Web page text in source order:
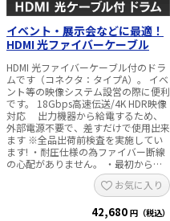
イベント・展示会などに最適！
HDMI 光ファイバーケーブル
HDMI 光ファイバーケーブル付のドラ
ムです（コネクタ：タイプA）。 イベ
ント等の映像システム設営の際に便利
です。 18Gbps高速伝送/4K HDR映像
対応 出力機器から給電するため、
外部電源不要で、差すだけで使用出来
ます ※全品出荷前検査を実施してい
ます! ・耐圧仕様の為ファイバー断線
の心配がありません。 ・最初からリ
ールに巻かれているので設置、片付け
の繰返し作業に便利です。 ・樹脂製
リールのため軽く、錆びません。 ・
防水コネクタにより収納時の埃や衝撃
お気に入り
42,680 円（税込）